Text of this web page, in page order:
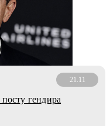
21.11
гендира